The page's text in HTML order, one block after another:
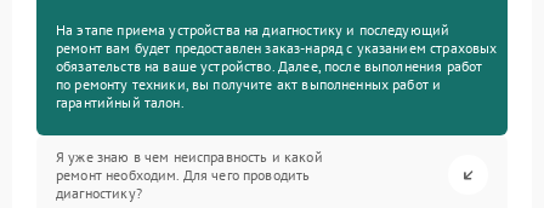
На этапе приема устройства на диагностику и последующий
ремонт вам будет предоставлен заказ-наряд с указанием страховых
обязательств на ваше устройство. Далее, после выполнения работ
по ремонту техники, вы получите акт выполненных работ и
гарантийный талон.
Я уже знаю в чем неисправность и какой
ремонт необходим. Для чего проводить
диагностику?